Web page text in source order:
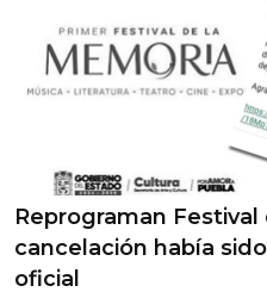
Reprograman
cancelación había
oficial